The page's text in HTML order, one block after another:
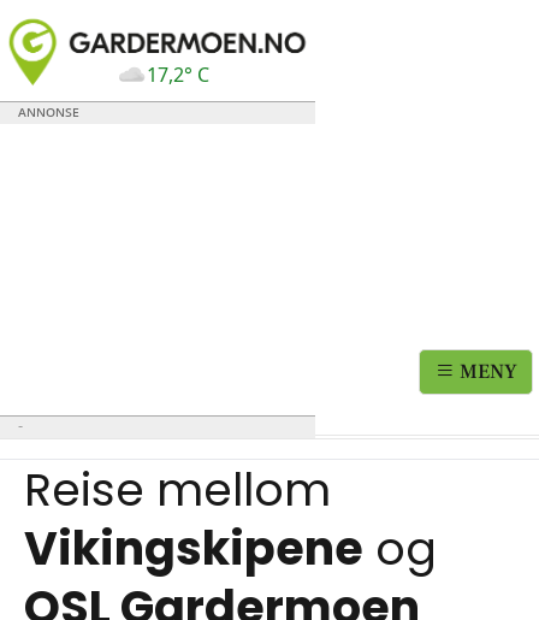
17,2° C
MENY
Reise mellom
Vikingskipene og